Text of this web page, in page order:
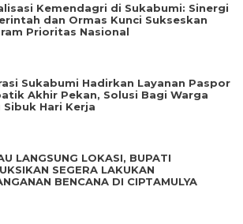
Kemendagri di Sukabumi: Sinergi
dan Ormas Kunci Sukseskan
Prioritas Nasional
Sukabumi Hadirkan Layanan Paspor
Akhir Pekan, Solusi Bagi Warga
Sibuk Hari Kerja
LANGSUNG LOKASI, BUPATI
SEGERA LAKUKAN
BENCANA DI CIPTAMULYA